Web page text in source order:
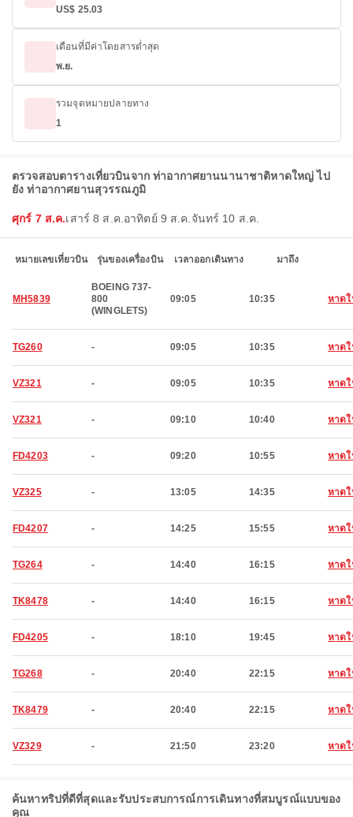
US$ 25.03
เดือนที่มีค่าโดยสารต่ำสุด
พ.ย.
รวมจุดหมายปลายทาง
1
ตรวจสอบตารางเที่ยวบินจาก ท่าอากาศยานนานาชาติหาดใหญ่ ไป
ยัง ท่าอากาศยานสุวรรณภูมิ
ศุกร์ 7 ส.ค.เสาร์ 8 ส.ค. อาทิตย์ 9 ส.ค. จันทร์ 10 ส.ค.
หมายเลขเที่ยวบิน รุ่นของเครื่องบิน เวลาออกเดินทาง มาถึง
MH5839
BOEING 737-
800
(WINGLETS)
09:05 10:35 หาด
TG260 - 09:05 10:35 หาด
VZ321 - 09:05 10:35 หาด
VZ321 - 09:10 10:40 หาด
FD4203 - 09:20 10:55 หาด
VZ325 - 13:05 14:35 หาด
FD4207 - 14:25 15:55 หาด
TG264 - 14:40 16:15 หาด
TK8478 - 14:40 16:15 หาด
FD4205 - 18:10 19:45 หาด
TG268 - 20:40 22:15 หาด
TK8479 - 20:40 22:15 หาด
VZ329 - 21:50 23:20 หาด
ค้นหาทริปที่ดีที่สุดและรับประสบการณ์การเดินทางที่สมบูรณ์แบบของ
คุณ